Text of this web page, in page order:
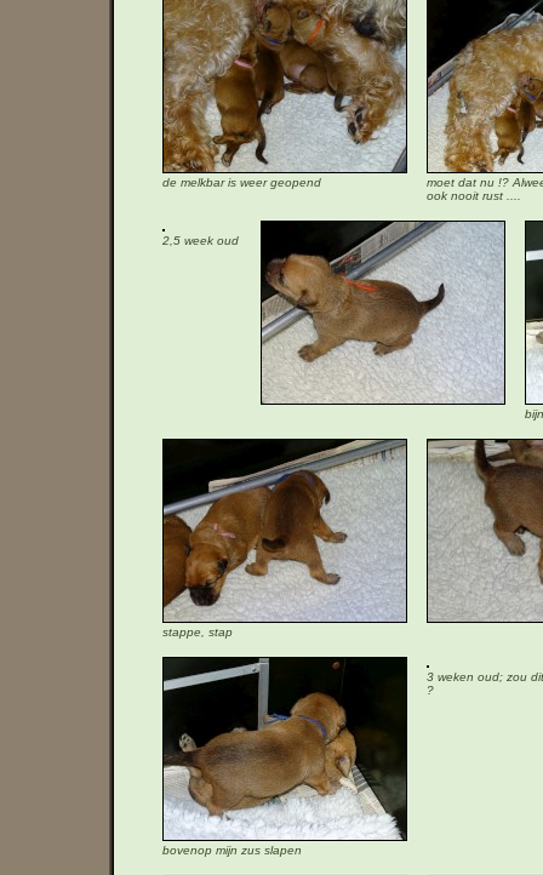
de melkbar is weer geopend
moet dat nu !?
ook nooit rust ....
2,5 week oud
stappe, stap
bovenop mijn zus slapen
3 weken oud; zou
?